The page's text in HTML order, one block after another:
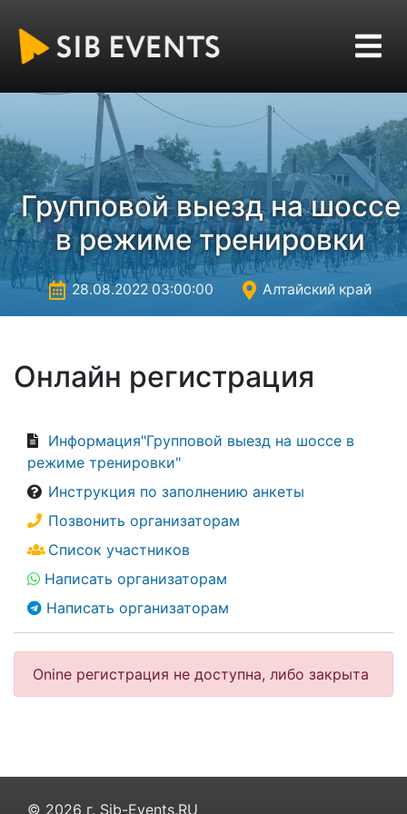
Групповой выезд на шоссе
в режиме тренировки
28.08.2022 03:00:00 Алтайский край
Онлайн регистрация
Информация"Групповой выезд на шоссе в
режиме тренировки"
Инструкция по заполнению анкеты
Позвонить организаторам
Список участников
Написать организаторам
Написать организаторам
Onine регистрация не доступна, либо закрыта
© 2026 г. Sib-Events.RU